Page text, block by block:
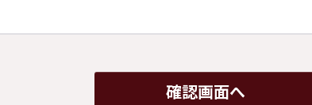
確認画面へ